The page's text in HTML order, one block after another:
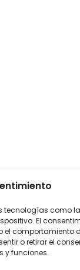
tecnologías como
El
el comportamiento
o retirar el
y funciones.